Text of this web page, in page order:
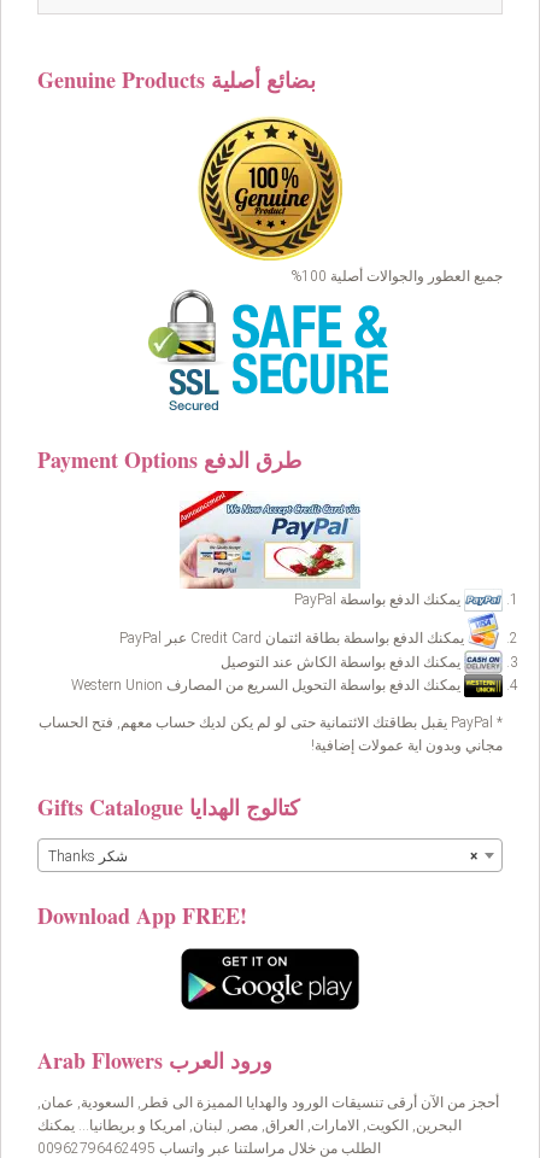
was:
is:
Genuine Products بضائع أصلية
جميع العطور والجوالات أصلية 100%
Payment Options طرق الدفع
يمكنك الدفع بواسطة PayPal
يمكنك الدفع بواسطة بطاقة ائتمان Credit Card عبر PayPal
يمكنك الدفع بواسطة الكاش عند التوصيل
يمكنك الدفع بواسطة التحويل السريع من المصارف Western Union
* PayPal يقبل بطاقتك الائتمانية حتى لو لم يكن لديك حساب معهم, فتح الحساب
مجاني وبدون اية عمولات إضافية!
Gifts Catalogue كتالوج الهدايا
× Thanks شكر
Download App FREE!
Arab Flowers ورود العرب
أحجز من الآن أرقى تنسيقات الورود والهدايا المميزة الى قطر, السعودية, عمان,
البحرين, الكويت, الامارات, العراق, مصر, لبنان, امريكا و بريطانيا… يمكنك
الطلب من خلال مراسلتنا عبر واتساب 00962796462495